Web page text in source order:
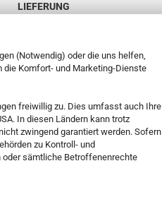
(Notwendig) oder die uns helfen,
die Komfort- und Marketing-Dienste
freiwillig zu. Dies umfasst auch Ihre
In diesen Ländern kann trotz
zwingend garantiert werden. Sofern
zu Kontroll- und
sämtliche Betroffenenrechte
LIEFERUNG